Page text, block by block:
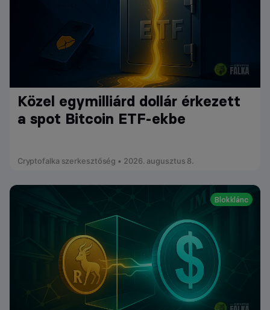
Közel egymilliárd dollár érkezett
a spot Bitcoin ETF-ekbe
Cryptofalka szerkesztőség • 2026. augusztus 8.
Blokklánc